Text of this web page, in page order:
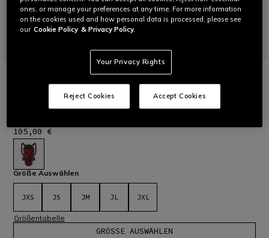
KINDER
SCARABEO 2 SKI RÜCKENSCHUTZ FÜR
Der Dainese Flexagon Ski-Rückenprotektor definiert den
105,00 €
ausgewählt
Größe Auswählen
JXS JS JM JL JXL
Größentabelle
GRÖSSE AUSWÄHLEN
ones, or manage your preferences at any time. For more information
on the cookies used and how personal data is processed, please see
our Cookie Policy & Privacy Policy.
Your Privacy Rights
Reject Cookies Accept Cookies